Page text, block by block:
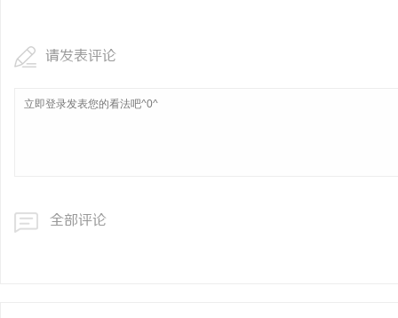
请发表评论
全部评论